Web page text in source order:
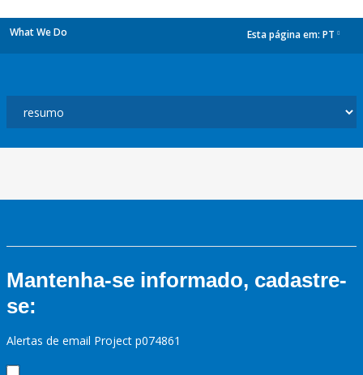
What We Do Esta página em: PT
Mantenha-se informado, cadastre-
se:
Alertas de email Project p074861